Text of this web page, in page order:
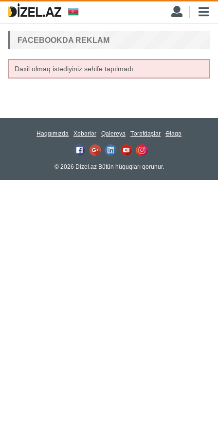
FACEBOOKDA REKLAM
Daxil olmaq istədiyiniz səhifə tapılmadı.
Haqqımızda Xəbərlər Qalereya Tərəfdaşlar Əlaqə
© 2026 Dizel.az Bütün hüquqları qorunur.